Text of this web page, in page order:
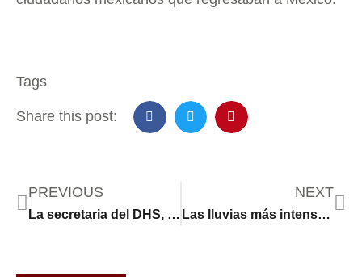
Tags
Share this post:
PREVIOUS
La secretaria del DHS, Kristi Noem, pone fin a las protecciones temporales para 250 000 venezolanos
NEXT
Las lluvias más intensas provocadas por el cambio climático causan más deslizamientos de tierra y desprendimientos de rocas en Minnesota